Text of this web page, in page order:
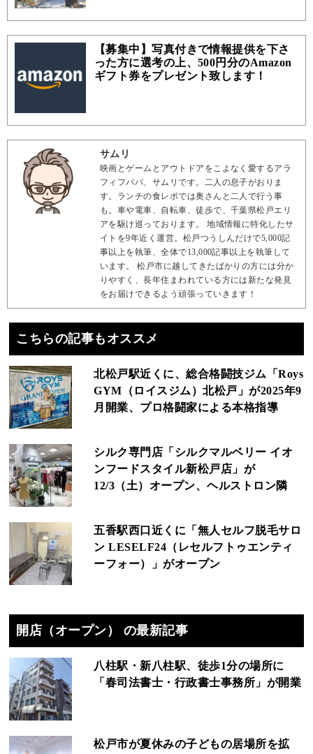
【募集中】写真付きで情報提供を下さ
った方に選考の上、500円分のAmazon
ギフト券をプレゼント致します！
サムリ
映画とゲームとアウトドアをこよなく愛するアラ
フィフパパ、サムリです。二人の息子がおりま
す。ランチの食レポでは奥さんと二人で行う事
も。車や電車、自転車、徒歩で、千葉県松戸エリ
アを駆け巡っております。 地域情報に特化したサ
イトを9年近く運営。松戸つうしんだけで5,000記
事以上を執筆、全体で13,000記事以上を執筆して
います。 松戸市に越してきたばかりの方には分か
りやすく、長年住まわれている方には新たな発見
をお届けできるよう頑張っていきます！
こちらの記事もオススメ
北松戸駅近くに、総合格闘技ジム「Roys
GYM（ロイスジム）北松戸」が2025年9
月開業、プロ格闘家による本格指導
シルク専門店「シルクマルベリー イオ
ンフードスタイル新松戸店」が
12/3（土）オープン、ヘルストロン隣
五香駅西口近くに「無人セルフ脱毛サロ
ン LESELF24（レセルフトゥエンティ
ーフォー）」がオープン
開店（オープン） の最新記事
八柱駅・新八柱駅、徒歩1分の場所に
「春司法書士・行政書士事務所」が開業
松戸市が夏休みの子どもの居場所を拡